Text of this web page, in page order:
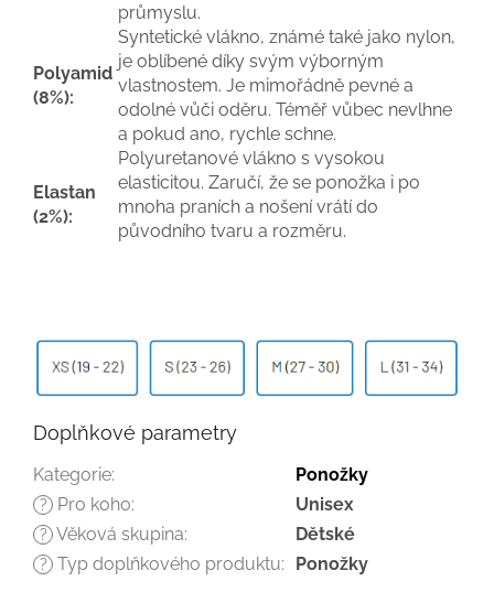
průmyslu.
Polyamid
(8%):
Syntetické vlákno, známé také jako nylon,
je oblíbené díky svým výborným
vlastnostem. Je mimořádně pevné a
odolné vůči oděru. Téměř vůbec nevlhne
a pokud ano, rychle schne.
Elastan
(2%):
Polyuretanové vlákno s vysokou
elasticitou. Zaručí, že se ponožka i po
mnoha praních a nošení vrátí do
původního tvaru a rozměru.
Doplňkové parametry
Kategorie: Ponožky
? Pro koho: Unisex
? Věková skupina: Dětské
? Typ doplňkového produktu: Ponožky